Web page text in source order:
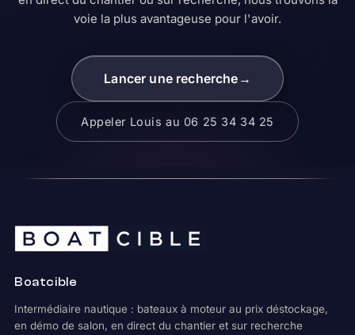
voie la plus avantageuse pour l'avoir.
Lancer une recherche →
Appeler Louis au 06 25 34 34 25
Boatcible
Intermédiaire nautique : bateaux à moteur au prix déstockage,
en démo de salon, en direct du chantier et sur recherche